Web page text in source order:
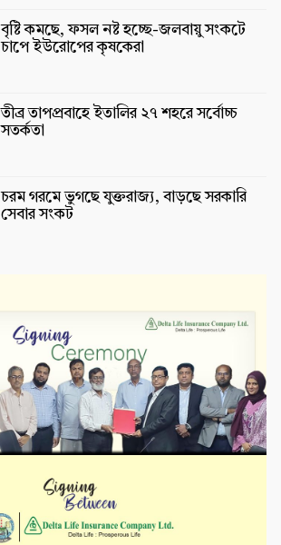
বৃষ্টি কমছে, ফসল নষ্ট হচ্ছে-জলবায়ু সংকটে
চাপে ইউরোপের কৃষকেরা
তীব্র তাপপ্রবাহে ইতালির ২৭ শহরে সর্বোচ্চ
সতর্কতা
চরম গরমে ভুগছে যুক্তরাজ্য, বাড়ছে সরকারি
সেবার সংকট